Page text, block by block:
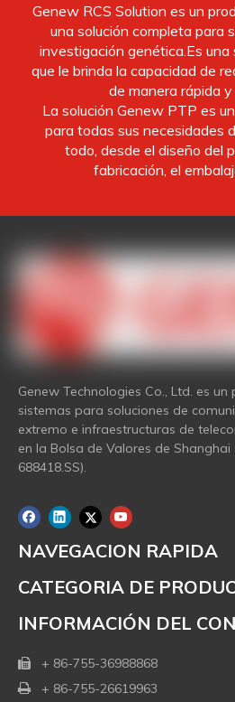
Genew RCS Solution es un
una solución completa para
investigación genética.Es una
que le brinda la capacidad de
de manera rápida y
La solución Genew PTP es
para todas sus necesidades
todo, desde el diseño del
fabricación, el
Genew Technologies Co., Ltd. es
sistemas para soluciones de
extremo e infraestructuras de
en la Bolsa de Valores de
688418.SS).
NAVEGACION RAPIDA
CATEGORIA DE
INFORMACIÓN DEL
 + 86-755-36988868
 + 86-755-26619963